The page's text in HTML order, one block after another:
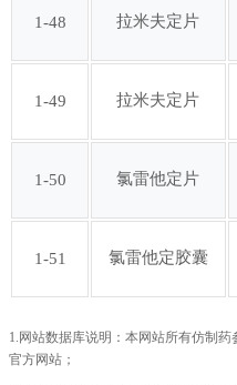
1-48 拉米夫定片
1-49 拉米夫定片
1-50 氯雷他定片
1-51 氯雷他定胶囊
1.网站数据库说明：本网站所有仿制
官方网站；